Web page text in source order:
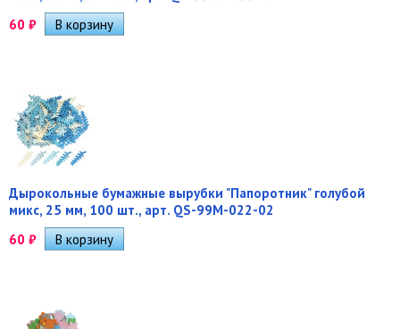
60 ₽
Дырокольные бумажные вырубки "Папоротник" голубой
микс, 25 мм, 100 шт., арт. QS-99M-022-02
60 ₽